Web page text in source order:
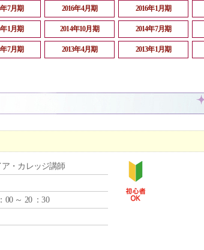
年7月期 2016年4月期 2016年1月期
年1月期 2014年10月期 2014年7月期
年7月期 2013年4月期 2013年1月期
・カレッジ講師
00 ～ 20 ：30